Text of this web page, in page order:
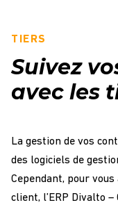
TIERS
Suivez
avec les
La gestion de vos
des logiciels de
Cependant, pour
client, l’ERP Divalto